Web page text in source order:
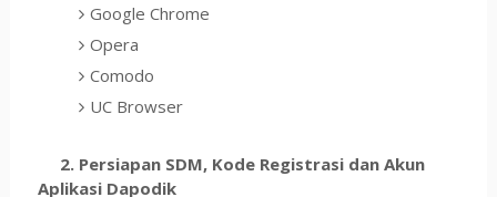
Google Chrome
Opera
Comodo
UC Browser
2. Persiapan SDM, Kode Registrasi dan Akun
Aplikasi Dapodik